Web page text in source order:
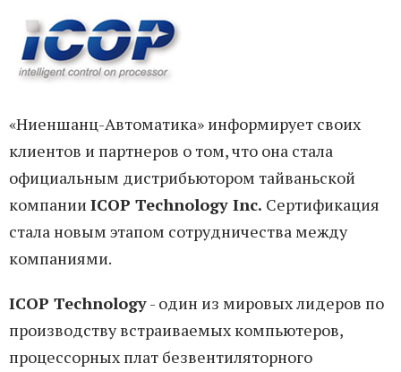
«Ниеншанц-Автоматика» информирует своих
клиентов и партнеров о том, что она стала
официальным дистрибьютором тайваньской
компании ICOP Technology Inc. Сертификация
стала новым этапом сотрудничества между
компаниями.
ICOP Technology- один из мировых лидеров по
производству встраиваемых компьютеров,
процессорных плат безвентиляторного